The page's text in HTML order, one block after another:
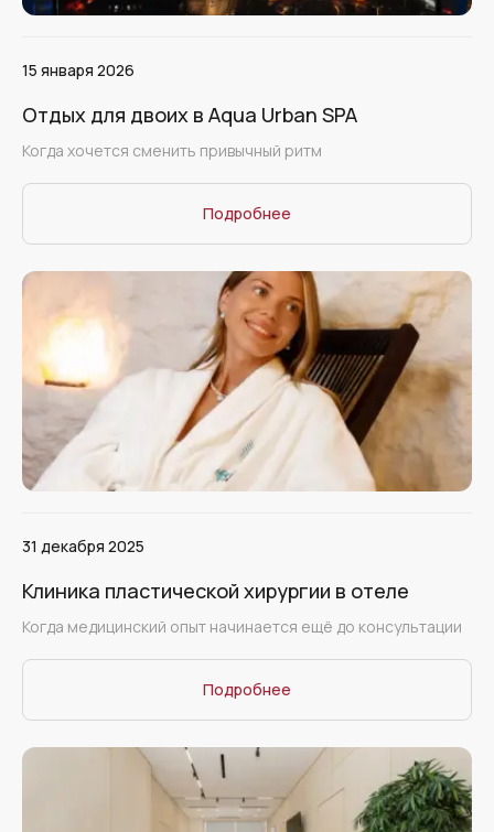
15 января 2026
Отдых для двоих в Aqua Urban SPA
Когда хочется сменить привычный ритм
Подробнее
31 декабря 2025
Клиника пластической хирургии в отеле
Когда медицинский опыт начинается ещё до консультации
Подробнее